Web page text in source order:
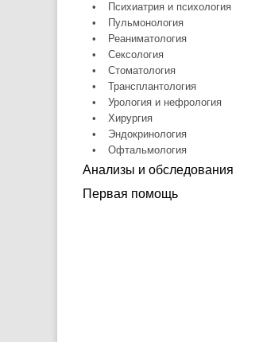
•
Психиатрия и психология
•
Пульмонология
•
Реаниматология
•
Сексология
•
Стоматология
•
Трансплантология
•
Урология и нефрология
•
Хирургия
•
Эндокринология
•
Офтальмология
Анализы и обследования
Первая помощь